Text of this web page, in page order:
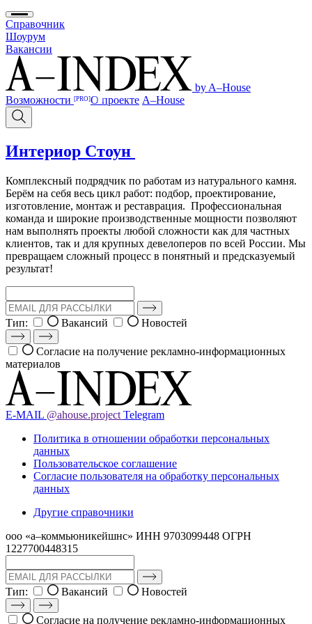
Справочник
Шоурум
Вакансии
by A–House
Возможности [PRO]О проекте A–House
Интериор Стоун
Комплексный подрядчик по работам из натурального камня.
Берём на себя весь цикл работ: подбор, проектирование,
изготовление, монтаж и реставрация. Профессиональная
команда и широкие производственные мощности позволяют
нам выполнять проекты любой сложности как для частных
клиентов, так и для крупных девелоперов по всей России. Мы
превращаем сложный процесс в понятный и предсказуемый
результат!
Тип: Вакансий Новостей
Согласие на получение рекламно-информационных
материалов
E-MAIL @ahouse.project Telegram
Политика в отношении обработки персональных
данных
Пользовательское соглашение
Согласие пользователя на обработку персональных
данных
Другие справочники
ооо «а–коммьюникейшнс» ИНН 9703099448 ОГРН
1227700448315
Тип: Вакансий Новостей
Согласие на получение рекламно-информационных